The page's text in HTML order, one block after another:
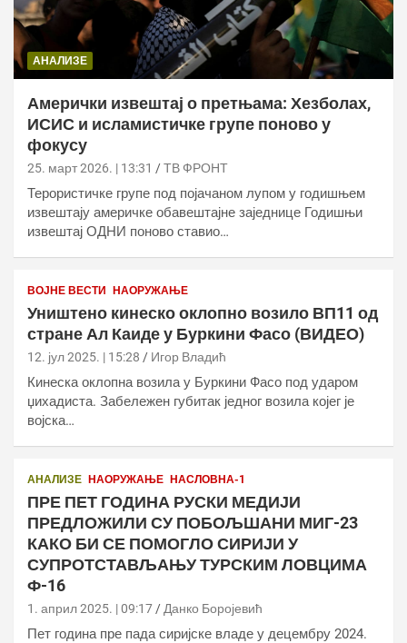
АНАЛИЗЕ
Амерички извештај о претњама: Хезболах,
ИСИС и исламистичке групе поново у
фокусу
25. март 2026. | 13:31 ТВ ФРОНТ
Терористичке групе под појачаном лупом у годишњем
извештају америчке обавештајне заједнице Годишњи
извештај ОДНИ поново ставио…
ВОЈНЕ ВЕСТИ НАОРУЖАЊЕ
Уништено кинеско оклопно возило ВП11 од
стране Ал Каиде у Буркини Фасо (ВИДЕО)
12. јул 2025. | 15:28 Игор Владић
Кинеска оклопна возила у Буркини Фасо под ударом
џихадиста. Забележен губитак једног возила којег је
војска…
АНАЛИЗЕ НАОРУЖАЊЕ НАСЛОВНА-1
ПРЕ ПЕТ ГОДИНА РУСКИ МЕДИЈИ
ПРЕДЛОЖИЛИ СУ ПОБОЉШАНИ МИГ-23
КАКО БИ СЕ ПОМОГЛО СИРИЈИ У
СУПРОТСТАВЉАЊУ ТУРСКИМ ЛОВЦИМА
Ф-16
1. април 2025. | 09:17 Данко Боројевић
Пет година пре пада сиријске владе у децембру 2024.